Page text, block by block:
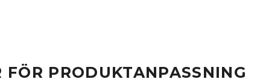
FÖR PRODUKTANPASSNING